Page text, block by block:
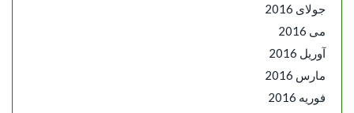
جولای 2016
می 2016
آوریل 2016
مارس 2016
فوریه 2016